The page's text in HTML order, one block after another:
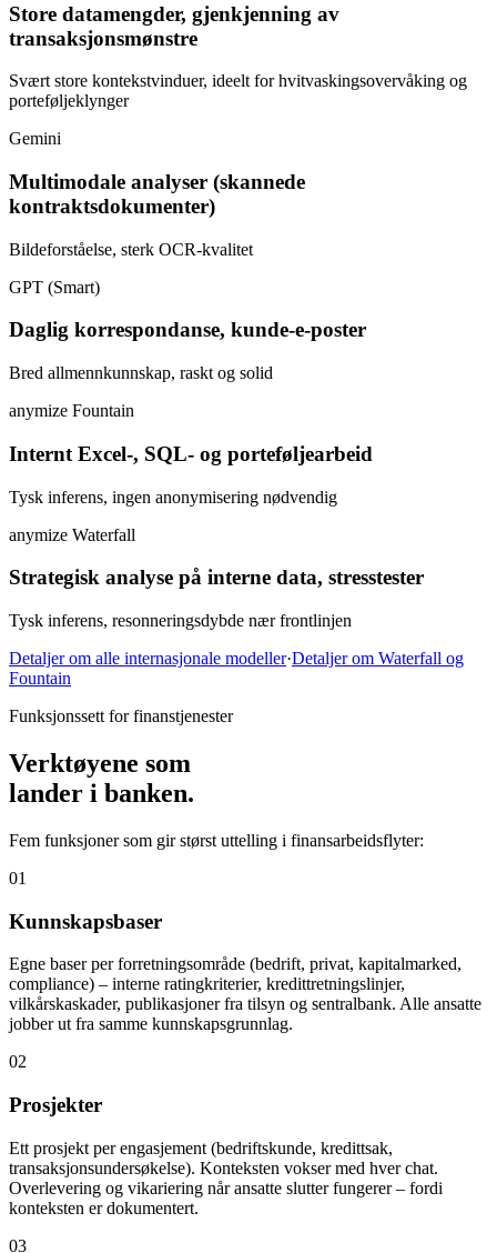
Store datamengder, gjenkjenning av
transaksjonsmønstre
Svært store kontekstvinduer, ideelt for hvitvaskingsovervåking og
porteføljeklynger
Gemini
Multimodale analyser (skannede
kontraktsdokumenter)
Bildeforståelse, sterk OCR-kvalitet
GPT (Smart)
Daglig korrespondanse, kunde-e-poster
Bred allmennkunnskap, raskt og solid
anymize Fountain
Internt Excel-, SQL- og porteføljearbeid
Tysk inferens, ingen anonymisering nødvendig
anymize Waterfall
Strategisk analyse på interne data, stresstester
Tysk inferens, resonneringsdybde nær frontlinjen
Detaljer om alle internasjonale modeller·Detaljer om Waterfall og
Fountain
Funksjonssett for finanstjenester
Verktøyene som
lander i banken.
Fem funksjoner som gir størst uttelling i finansarbeidsflyter:
01
Kunnskapsbaser
Egne baser per forretningsområde (bedrift, privat, kapitalmarked,
compliance) – interne ratingkriterier, kredittretningslinjer,
vilkårskaskader, publikasjoner fra tilsyn og sentralbank. Alle ansatte
jobber ut fra samme kunnskapsgrunnlag.
02
Prosjekter
Ett prosjekt per engasjement (bedriftskunde, kredittsak,
transaksjonsundersøkelse). Konteksten vokser med hver chat.
Overlevering og vikariering når ansatte slutter fungerer – fordi
konteksten er dokumentert.
03